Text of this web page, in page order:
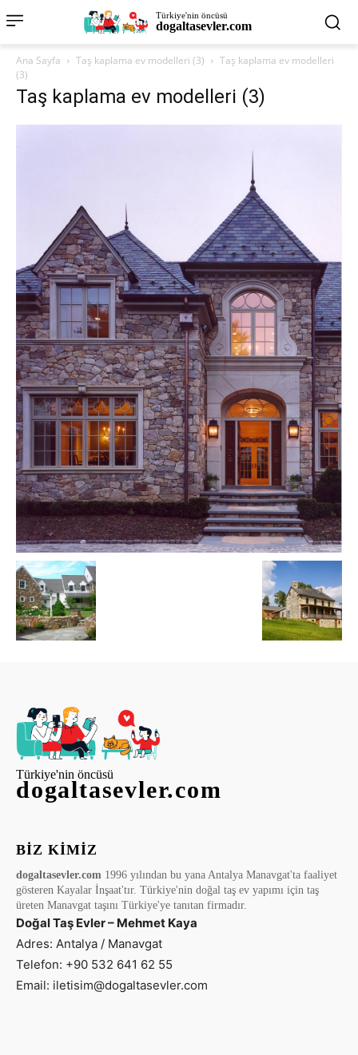
Türkiye'nin öncüsü
dogaltasevler.com
Ana Sayfa Taş kaplama ev modelleri (3)
Taş kaplama ev modelleri
(3)
Taş kaplama ev modelleri (3)
Türkiye'nin öncüsü
dogaltasevler.com
BIZ KIMIZ
dogaltasevler.com 1996 yılından bu yana Antalya Manavgat'ta faaliyet
gösteren Kayalar İnşaat'tır. Türkiye'nin doğal taş ev yapımı için taş
üreten Manavgat taşını Türkiye'ye tanıtan firmadır.
Doğal Taş Evler – Mehmet Kaya
Adres: Antalya / Manavgat
Telefon: +90 532 641 62 55
Email: iletisim@dogaltasevler.com